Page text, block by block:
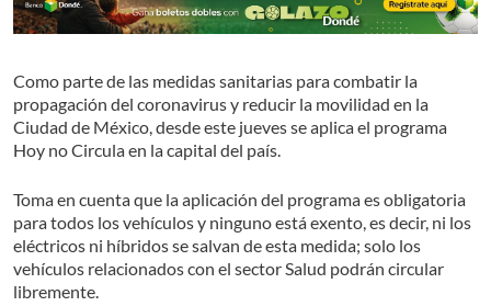
Como parte de las medidas sanitarias para combatir la
propagación del coronavirus y reducir la movilidad en la
Ciudad de México, desde este jueves se aplica el programa
Hoy no Circula en la capital del país.
Toma en cuenta que la aplicación del programa es obligatoria
para todos los vehículos y ninguno está exento, es decir, ni los
eléctricos ni híbridos se salvan de esta medida; solo los
vehículos relacionados con el sector Salud podrán circular
libremente.